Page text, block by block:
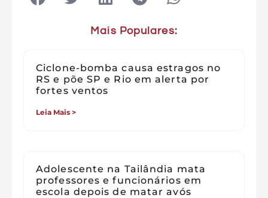
Mais Populares:
Ciclone-bomba causa estragos no
RS e põe SP e Rio em alerta por
fortes ventos
Leia Mais >
Adolescente na Tailândia mata
professores e funcionários em
escola depois de matar avós